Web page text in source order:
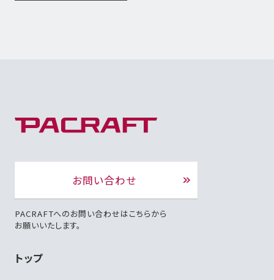
お問い合わせ
PACRAFTへのお問い合わせはこちらから
お願いいたします。
トップ